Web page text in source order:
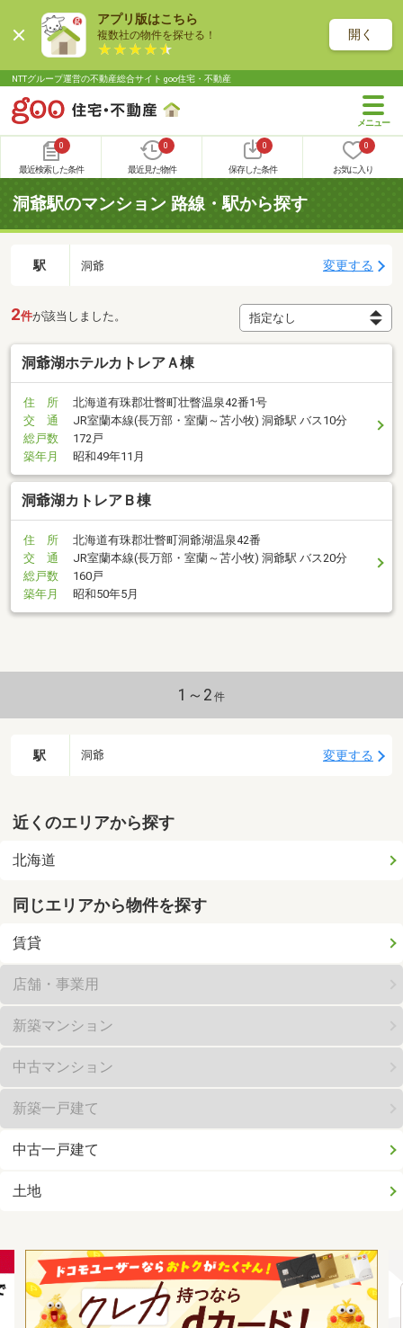
アプリ版はこちら
複数社の物件を探せる！ 開く
NTTグループ運営の不動産総合サイト goo住宅・不動産
0
最近検索した条件
0
最近見た物件
0
保存した条件
0
お気に入り
洞爺駅のマンション 路線・駅から探す
駅 洞爺 変更する
2件が該当しました。
洞爺湖ホテルカトレアＡ棟
住 所
北海道有珠郡壮瞥町壮瞥温泉42番1号
交 通
JR室蘭本線(長万部・室蘭～苫小牧) 洞爺駅 バス10分
総戸数
172戸
築年月
昭和49年11月
洞爺湖カトレアＢ棟
住 所
北海道有珠郡壮瞥町洞爺湖温泉42番
交 通
JR室蘭本線(長万部・室蘭～苫小牧) 洞爺駅 バス20分
総戸数
160戸
築年月
昭和50年5月
1～2 件
駅 洞爺 変更する
近くのエリアから探す
北海道
同じエリアから物件を探す
賃貸
店舗・事業用
新築マンション
中古マンション
新築一戸建て
中古一戸建て
土地